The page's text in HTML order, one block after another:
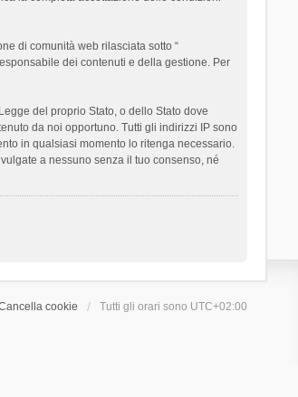
di comunità web rilasciata sotto “
dei contenuti e della gestione. Per
del proprio Stato, o dello Stato dove
da noi opportuno. Tutti gli indirizzi IP sono
in qualsiasi momento lo ritenga necessario.
a nessuno senza il tuo consenso, né
cookie Tutti gli orari sono UTC+02:00